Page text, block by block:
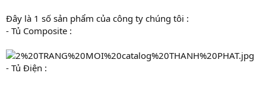
Đây là 1 số sản phẩm của công ty chúng tôi :
- Tủ Composite :
- Tủ Điện :